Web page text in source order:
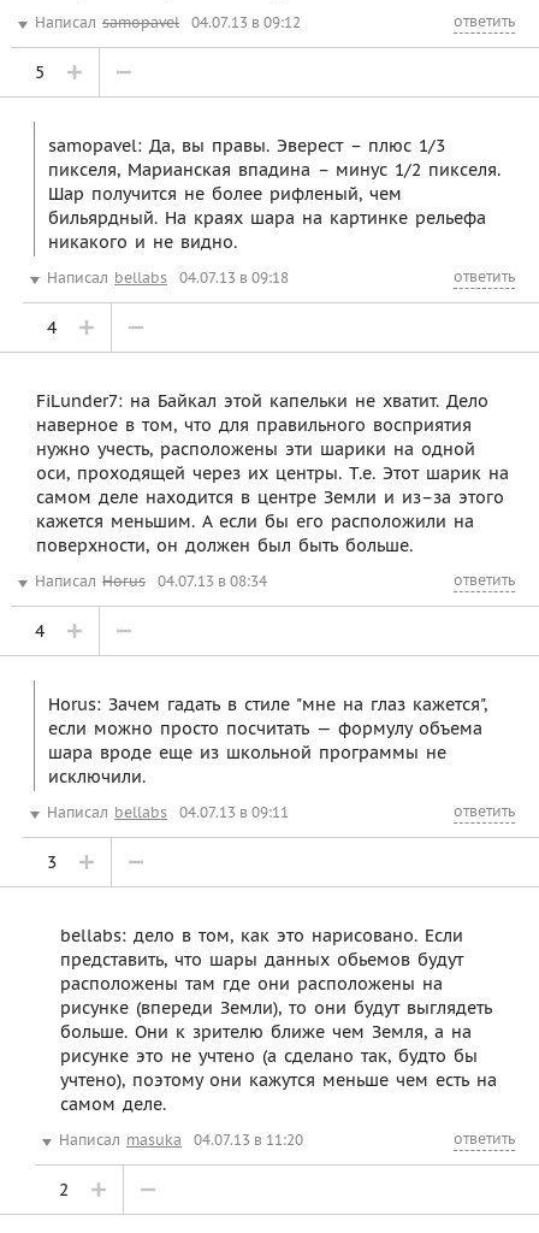
Написал samopavel 04.07.13 в 09:12 ответить
5
samopavel: Да, вы правы. Эверест – плюс 1/3
пикселя, Марианская впадина – минус 1/2 пикселя.
Шар получится не более рифленый, чем
бильярдный. На краях шара на картинке рельефа
никакого и не видно.
Написал bellabs 04.07.13 в 09:18 ответить
4
FiLunder7: на Байкал этой капельки не хватит. Дело
наверное в том, что для правильного восприятия
нужно учесть, расположены эти шарики на одной
оси, проходящей через их центры. Т.е. Этот шарик на
самом деле находится в центре Земли и из–за этого
кажется меньшим. А если бы его расположили на
поверхности, он должен был быть больше.
Написал Horus 04.07.13 в 08:34 ответить
4
Horus: Зачем гадать в стиле "мне на глаз кажется",
если можно просто посчитать — формулу объема
шара вроде еще из школьной программы не
исключили.
Написал bellabs 04.07.13 в 09:11 ответить
3
bellabs: дело в том, как это нарисовано. Если
представить, что шары данных обьемов будут
расположены там где они расположены на
рисунке (впереди Земли), то они будут выглядеть
больше. Они к зрителю ближе чем Земля, а на
рисунке это не учтено (а сделано так, будто бы
учтено), поэтому они кажутся меньше чем есть на
самом деле.
Написал masuka 04.07.13 в 11:20 ответить
2